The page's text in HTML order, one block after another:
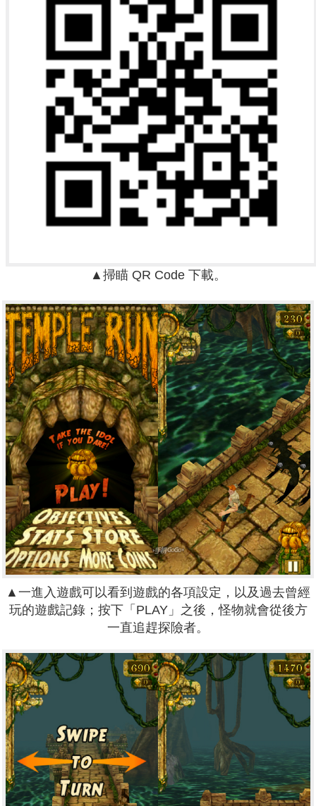
▲掃瞄 QR Code 下載。
▲ 一進入遊戲可以看到遊戲的各項設定，以及過去曾經
玩的遊戲記錄；按下「PLAY」之後，怪物就會從後方
一直追趕探險者。